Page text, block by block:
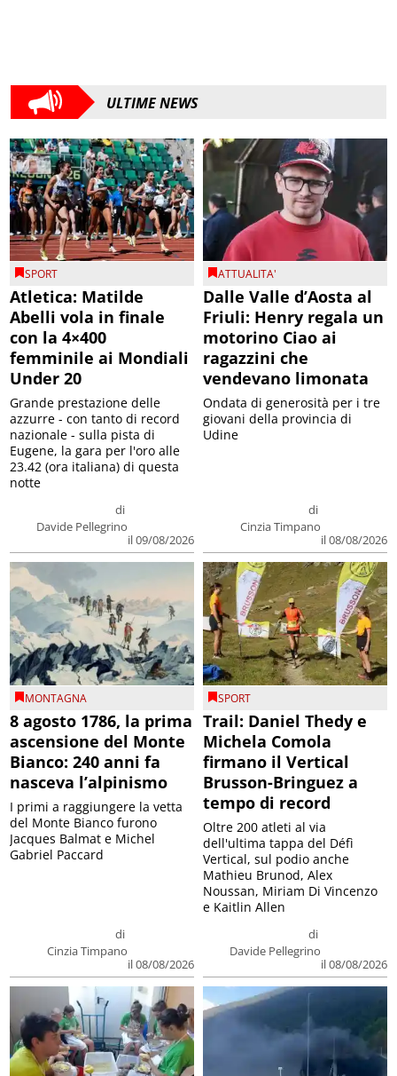
ULTIME NEWS
SPORT
Atletica: Matilde
Abelli vola in finale
con la 4×400
femminile ai Mondiali
Under 20
di
Davide Pellegrino
il 09/08/2026
Grande prestazione delle
azzurre - con tanto di record
nazionale - sulla pista di
Eugene, la gara per l'oro alle
23.42 (ora italiana) di questa
notte
ATTUALITA'
Dalle Valle d’Aosta al
Friuli: Henry regala un
motorino Ciao ai
ragazzini che
vendevano limonata
di
Cinzia Timpano
il 08/08/2026
Ondata di generosità per i tre
giovani della provincia di
Udine
MONTAGNA
8 agosto 1786, la prima
ascensione del Monte
Bianco: 240 anni fa
nasceva l’alpinismo
di
Cinzia Timpano
il 08/08/2026
I primi a raggiungere la vetta
del Monte Bianco furono
Jacques Balmat e Michel
Gabriel Paccard
SPORT
Trail: Daniel Thedy e
Michela Comola
firmano il Vertical
Brusson-Bringuez a
tempo di record
di
Davide Pellegrino
il 08/08/2026
Oltre 200 atleti al via
dell'ultima tappa del Défì
Vertical, sul podio anche
Mathieu Brunod, Alex
Noussan, Miriam Di Vincenzo
e Kaitlin Allen